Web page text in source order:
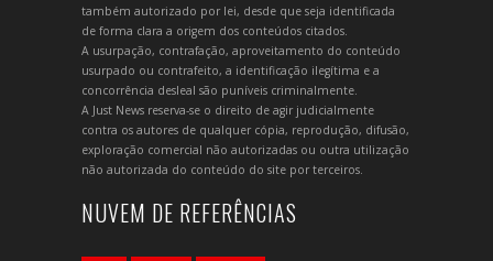
também autorizado por lei, desde que seja identificada
de forma clara a origem dos conteúdos citados.
A usurpação, contrafação, aproveitamento do conteúdo
usurpado ou contrafeito, a identificação ilegítima e a
concorrência desleal são puníveis criminalmente.
A Just News reserva-se o direito de agir judicialmente
contra os autores de qualquer cópia, reprodução, difusão,
exploração comercial não autorizadas ou outra utilização
não autorizada do conteúdo do site por terceiros.
NUVEM DE REFERÊNCIAS